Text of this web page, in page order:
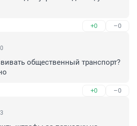
+0 –0
общественный транспорт?
+0 –0